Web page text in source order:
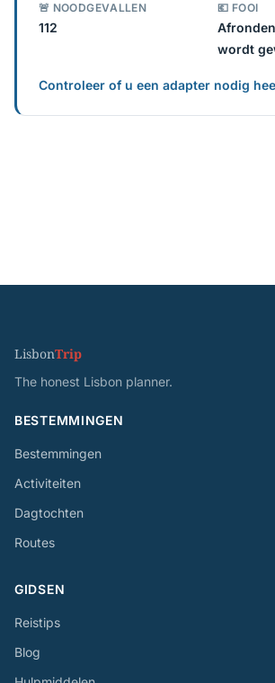
🚨 NOODGEVALLEN
112
💶 FOOI
wordt
Controleer of u een adapter nodig
LisbonTrip
The honest Lisbon planner.
BESTEMMINGEN
Bestemmingen
Activiteiten
Dagtochten
Routes
GIDSEN
Reistips
Blog